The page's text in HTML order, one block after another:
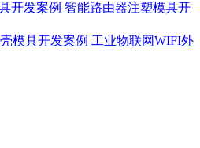
智能路由器注塑模具开
工业物联网WIFI外